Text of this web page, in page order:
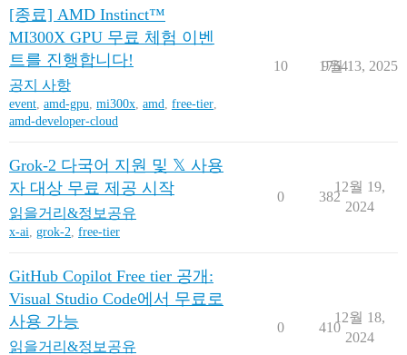
[종료] AMD Instinct™
MI300X GPU 무료 체험 이벤
트를 진행합니다!
공지 사항
event, amd-gpu, mi300x, amd, free-tier,
amd-developer-cloud
10 1754
9월 13, 2025
Grok-2 다국어 지원 및 𝕏 사용
자 대상 무료 제공 시작
읽을거리&정보공유
x-ai, grok-2, free-tier
0 382
12월 19,
2024
GitHub Copilot Free tier 공개:
Visual Studio Code에서 무료로
사용 가능
읽을거리&정보공유
0 410
12월 18,
2024